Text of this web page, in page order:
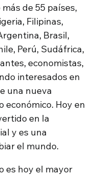
de 55 países,
Filipinas,
Brasil,
Perú, Sudáfrica,
economistas,
interesados en
una nueva
económico. Hoy en
en la
y es una
el mundo.
es hoy el mayor